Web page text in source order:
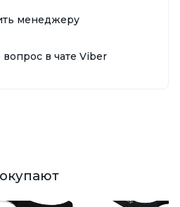
менеджеру
вопрос в чате Viber